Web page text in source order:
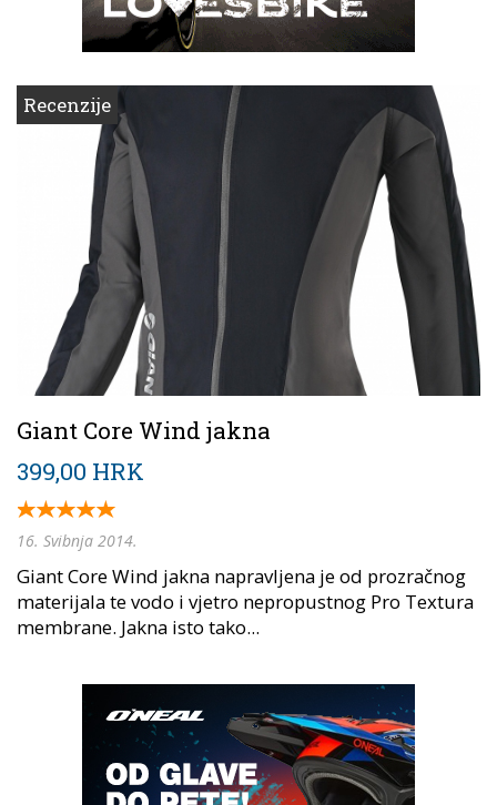
Recenzije
Giant Core Wind jakna
399,00 HRK
16. Svibnja 2014.
Giant Core Wind jakna napravljena je od prozračnog
materijala te vodo i vjetro nepropustnog Pro Textura
membrane. Jakna isto tako...